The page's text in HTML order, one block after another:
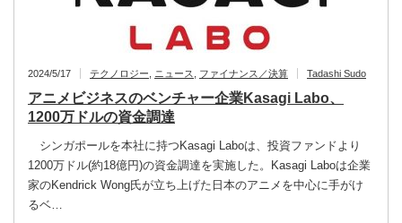
2024/5/17 テクノロジー ニュース ファイナンス／決算 Tadashi Sudo
アニメビジネスのベンチャー企業Kasagi Labo、
1200万ドルの資金調達
シンガポールを本社に持つKasagi Laboは、投資ファンドより
1200万ドル(約18億円)の資金調達を実施した。Kasagi Laboは企業
家のKendrick Wong氏が立ち上げた日本のアニメを中心に手がけ
るベ…